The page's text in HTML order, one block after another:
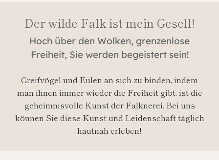
Der wilde Falk ist mein Gesell!
Hoch über den Wolken, grenzenlose
Freiheit, Sie werden begeistert sein!
Greifvögel und Eulen an sich zu binden, indem
man ihnen immer wieder die Freiheit gibt, ist die
geheimnisvolle Kunst der Falknerei. Bei uns
können Sie diese Kunst und Leidenschaft täglich
hautnah erleben!